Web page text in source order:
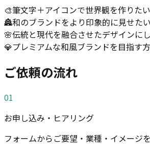
🎨筆文字＋アイコンで世界観を作りた
🏯和のブランドをより印象的に見せた
🌸伝統と現代を融合させたデザインに
💎プレミアムな和風ブランドを目指す方
ご依頼の流れ
01
お申し込み・ヒアリング
フォームからご要望・業種・イメージ